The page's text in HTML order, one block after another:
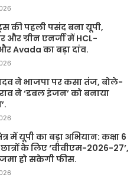
की पहली पसंद बना यूपी,
ग्रीन एनर्जी में HCL-
Avada का बड़ा दांव.
ने भाजपा पर कसा तंज, बोले-
ने ‘डबल इंजन’ को बनाया
में यूपी का बड़ा अभियान: कक्षा 6
के लिए ‘वीवीएम-2026-27’,
जमा हो सकेगी फीस.